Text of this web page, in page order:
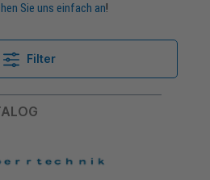
Filter
Sie uns einfach an!